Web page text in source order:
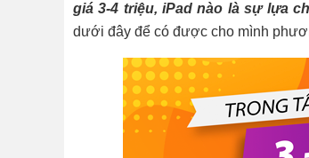
giá 3-4 triệu, iPad nào là sự lựa
dưới đây để có được cho mình